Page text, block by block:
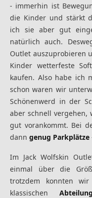
- immerhin ist
die Kinder und stärkt
ich sie aber gut
natürlich auch.
Outlet auszuprobieren
Kinder wetterfeste
kaufen. Also habe ich
schon waren wir
Schönenwerd in der
aber schnell
gut vorankommt. Bei
dann genug Parkplätze
Im Jack Wolfskin
einmal über die
trotzdem konnten
klassischen